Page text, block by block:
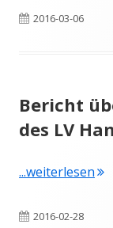
Veröffentlicht
2016-03-06
Bericht
des LV
...weiterlesen
Veröffentlicht
2016-02-28